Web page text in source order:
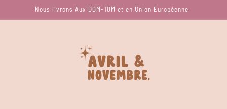
Nous livrons Aux DOM-TOM et en Union Européenne